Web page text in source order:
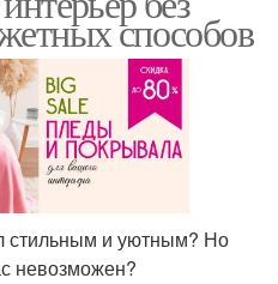
способов
стильным и уютным? Но
невозможен?